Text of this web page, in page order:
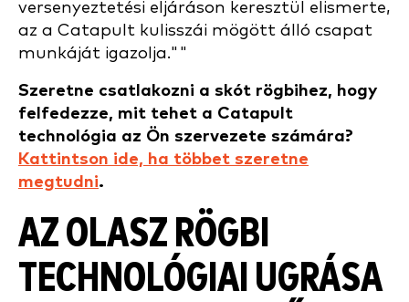
versenyeztetési eljáráson keresztül elismerte,
az a Catapult kulisszái mögött álló csapat
munkáját igazolja.""
Szeretne csatlakozni a skót rögbihez, hogy
felfedezze, mit tehet a Catapult
technológia az Ön szervezete számára?
Kattintson ide, ha többet szeretne
megtudni.
AZ OLASZ RÖGBI
TECHNOLÓGIAI UGRÁSA